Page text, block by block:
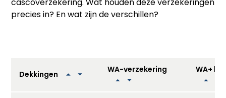
cascoverzekering. Wat houden deze verzekeringen
precies in? En wat zijn de verschillen?
Dekkingen
WA-verzekering WA+